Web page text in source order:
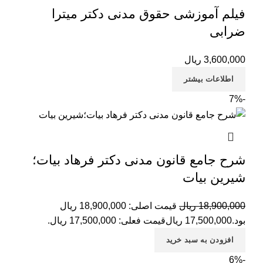
فیلم آموزشی حقوق مدنی دکتر میترا
ضرابی
3,600,000 ریال
اطلاعات بیشتر
-7%
شرح جامع قانون مدنی دکتر فرهاد بیات؛
شیرین بیات
18,900,000 ریال
قیمت اصلی: 18,900,000 ریال
بود.17,500,000 ریالقیمت فعلی: 17,500,000 ریال.
افزودن به سبد خرید
-6%